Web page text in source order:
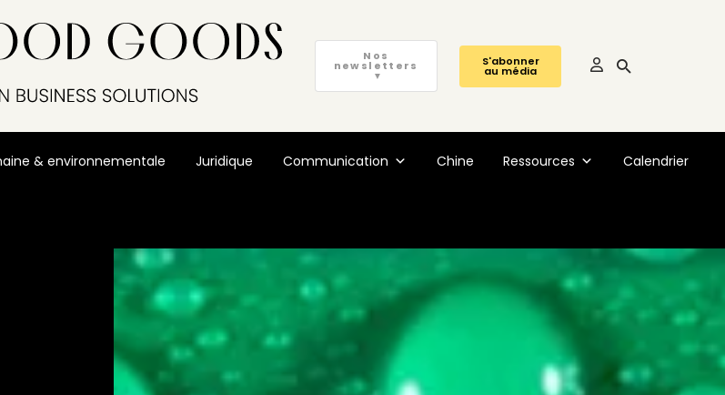
Nos
newsletters
▼
S'abonner
au média
& environnementale Juridique Communication Chine Ressources Calendrier